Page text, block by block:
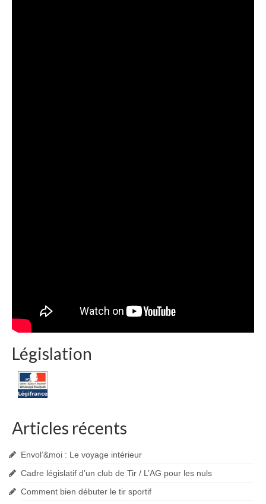
Législation
Articles récents
Envol’&moi : Le voyage intérieur
Cadre législatif d’un club de Tir / L’AG pour les nuls
Comment bien débuter le tir sportif